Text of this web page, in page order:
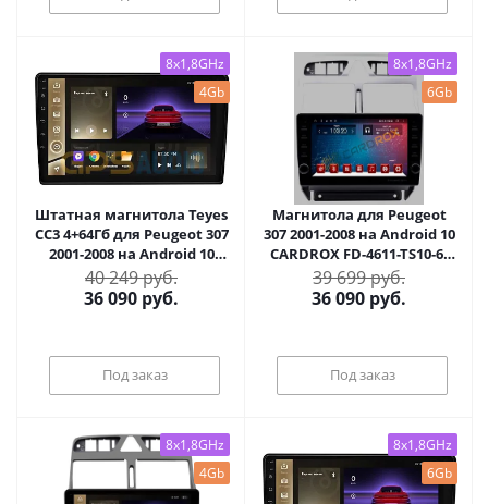
8x1,8GHz
4Gb
Штатная магнитола Teyes
CC3 4+64Гб для Peugeot 307
2001-2008 на Android 10
(4/64Гб)
40 249 руб.
36 090 руб.
Под заказ
8x1,8GHz
6Gb
Магнитола для Peugeot
307 2001-2008 на Android 10
CARDROX FD-4611-TS10-6-
128
39 699 руб.
36 090 руб.
Под заказ
8x1,8GHz
4Gb
8x1,8GHz
6Gb